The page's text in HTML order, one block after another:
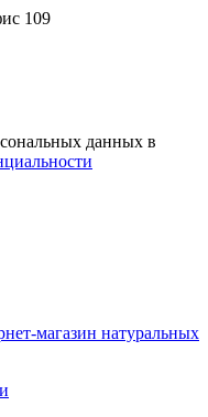
109
данных в
магазин натуральных